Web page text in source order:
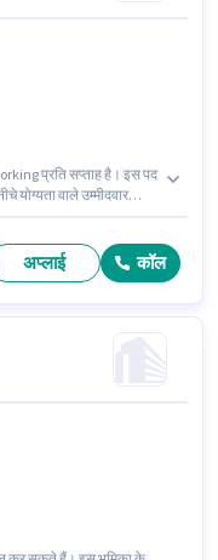
प्रति सप्ताह है। इस पद
योग्यता वाले उम्मीदवार
अप्लाई कॉल